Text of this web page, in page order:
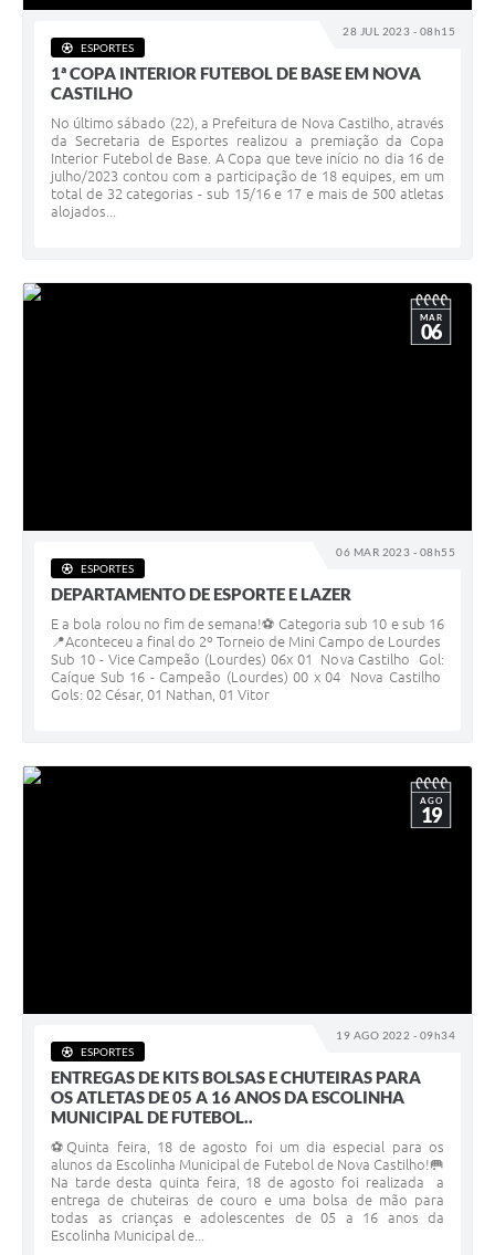
28 JUL 2023 - 08h15
ESPORTES
1ª COPA INTERIOR FUTEBOL DE BASE EM NOVA
CASTILHO
No último sábado (22), a Prefeitura de Nova Castilho, através
da Secretaria de Esportes realizou a premiação da Copa
Interior Futebol de Base. A Copa que teve início no dia 16 de
julho/2023 contou com a participação de 18 equipes, em um
total de 32 categorias - sub 15/16 e 17 e mais de 500 atletas
alojados...
06 MAR 2023 - 08h55
MAR
06
ESPORTES
DEPARTAMENTO DE ESPORTE E LAZER
E a bola rolou no fim de semana!⚽️ Categoria sub 10 e sub 16
📍Aconteceu a final do 2º Torneio de Mini Campo de Lourdes
Sub 10 - Vice Campeão (Lourdes) 06x 01 Nova Castilho Gol:
Caíque Sub 16 - Campeão (Lourdes) 00 x 04 Nova Castilho
Gols: 02 César, 01 Nathan, 01 Vitor
19 AGO 2022 - 09h34
AGO
19
ESPORTES
ENTREGAS DE KITS BOLSAS E CHUTEIRAS PARA
OS ATLETAS DE 05 A 16 ANOS DA ESCOLINHA
MUNICIPAL DE FUTEBOL..
⚽️Quinta feira, 18 de agosto foi um dia especial para os
alunos da Escolinha Municipal de Futebol de Nova Castilho!🥅
Na tarde desta quinta feira, 18 de agosto foi realizada a
entrega de chuteiras de couro e uma bolsa de mão para
todas as crianças e adolescentes de 05 a 16 anos da
Escolinha Municipal de...